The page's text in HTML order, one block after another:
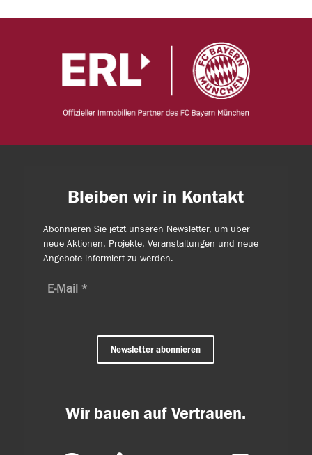
Bleiben wir in Kontakt
Abonnieren Sie jetzt unseren Newsletter, um über
neue Aktionen, Projekte, Veranstaltungen und neue
Angebote informiert zu werden.
Newsletter abonnieren
Wir bauen auf Vertrauen.